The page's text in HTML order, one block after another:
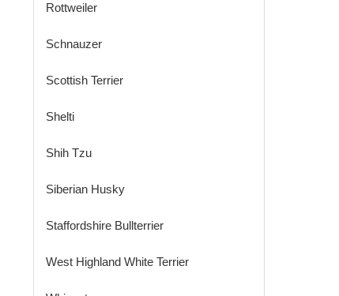
Rottweiler
Schnauzer
Scottish Terrier
Shelti
Shih Tzu
Siberian Husky
Staffordshire Bullterrier
West Highland White Terrier